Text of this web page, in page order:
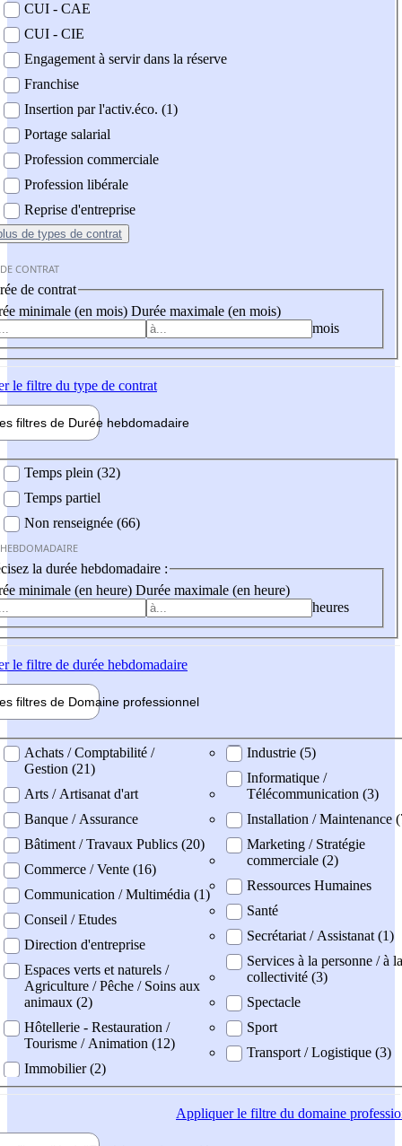
CUI - CAE
CUI - CIE
Engagement à servir dans la réserve
Franchise
Insertion par l'activ.éco. (1)
Portage salarial
Profession commerciale
Profession libérale
Reprise d'entreprise
de types de contrat
CONTRAT
de contrat
minimale (en mois) Durée maximale (en mois)
mois
le filtre du type de contrat
filtres de Durée hebdomadaire
Temps plein (32)
Temps partiel
Non renseignée (66)
la durée hebdomadaire :
minimale (en heure) Durée maximale (en heure)
heures
le filtre de durée hebdomadaire
filtres de Domaine professionnel
professionel
Achats / Comptabilité /
Gestion (21)
Arts / Artisanat d'art
Banque / Assurance
Bâtiment / Travaux Publics (20)
Commerce / Vente (16)
Communication / Multimédia (1)
Conseil / Etudes
Direction d'entreprise
Espaces verts et naturels /
Agriculture / Pêche / Soins aux
animaux (2)
Hôtellerie - Restauration /
Tourisme / Animation (12)
Immobilier (2)
Industrie (5)
Informatique /
Télécommunication (3)
Installation / Maintenance
Marketing / Stratégie
commerciale (2)
Ressources Humaines
Santé
Secrétariat / Assistanat (1)
Services à la personne / à la
collectivité (3)
Spectacle
Sport
Transport / Logistique (3)
Appliquerle filtre du domaine